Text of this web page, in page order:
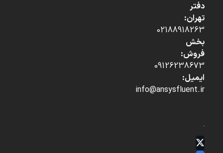
دفتر
تهران:
02188918263
بخش
فروش:
09126238673
ایمیل:
info@ansysfluent.ir
Twitter